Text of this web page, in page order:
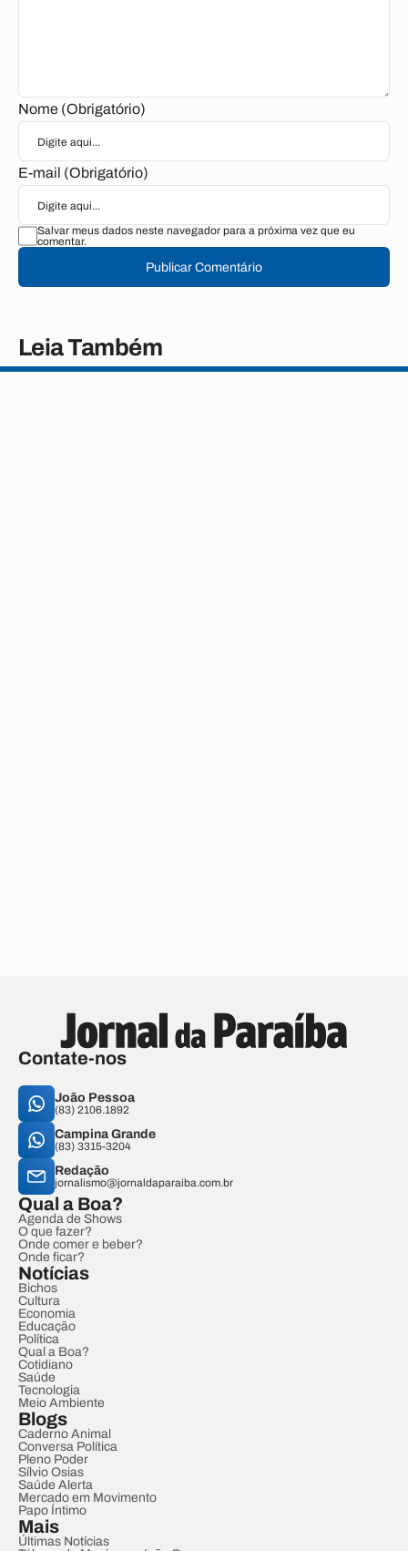
Nome (Obrigatório)
E-mail (Obrigatório)
Salvar meus dados neste navegador para a próxima vez que eu
comentar.
Publicar Comentário
Leia Também
Contate-nos
João Pessoa
(83) 2106.1892
Campina Grande
(83) 3315-3204
Redação
jornalismo@jornaldaparaiba.com.br
Qual a Boa?
Agenda de Shows
O que fazer?
Onde comer e beber?
Onde ficar?
Notícias
Bichos
Cultura
Economia
Educação
Política
Qual a Boa?
Cotidiano
Saúde
Tecnologia
Meio Ambiente
Blogs
Caderno Animal
Conversa Política
Pleno Poder
Sílvio Osias
Saúde Alerta
Mercado em Movimento
Papo Íntimo
Mais
Últimas Notícias